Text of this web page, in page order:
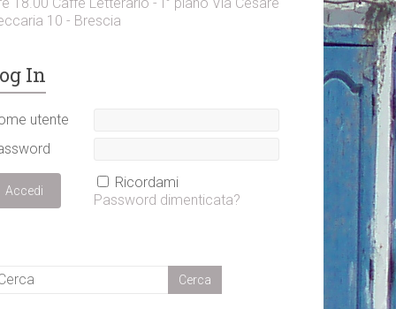
10 - Brescia
In
utente
Ricordami
Password dimenticata?